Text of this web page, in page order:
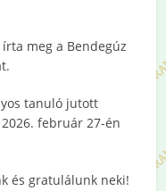
meg a Bendegúz
tanuló jutott
február 27-én
és gratulálunk neki!